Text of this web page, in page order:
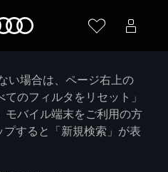
い場合は、ページ右上の
てのフィルタをリセット」
モバイル端末をご利用の方
すると「新規検索」が表